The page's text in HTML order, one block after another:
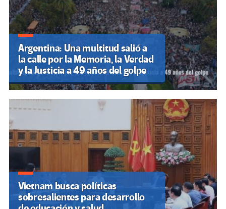
Argentina: Una multitud salió a
la calle por la Memoria, la Verdad
y la Justicia a 49 años del golpe
Vietnam busca políticas
sobresalientes para desarrollo